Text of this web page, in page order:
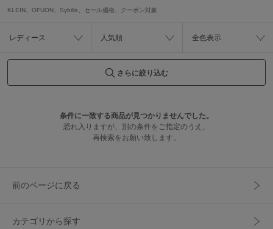
KLEIN、OFUON、Sybilla、セール価格、クーポン対象
レディース 人気順 全色表示
さらに絞り込む
条件に一致する商品が見つかりませんでした。
恐れ入りますが、別の条件をご指定のうえ、
再検索をお願い致します。
前のページに戻る
カテゴリから探す